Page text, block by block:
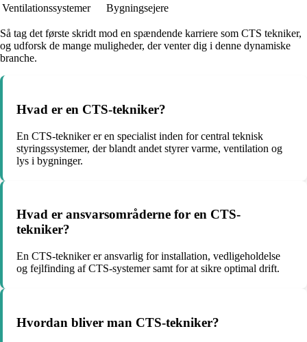
Ventilationssystemer
Bygningsejere
Så tag det første skridt mod en spændende karriere som CTS tekniker,
og udforsk de mange muligheder, der venter dig i denne dynamiske
branche.
Hvad er en CTS-tekniker?
En CTS-tekniker er en specialist inden for central teknisk
styringssystemer, der blandt andet styrer varme, ventilation og
lys i bygninger.
Hvad er ansvarsområderne for en CTS-
tekniker?
En CTS-tekniker er ansvarlig for installation, vedligeholdelse
og fejlfinding af CTS-systemer samt for at sikre optimal drift.
Hvordan bliver man CTS-tekniker?